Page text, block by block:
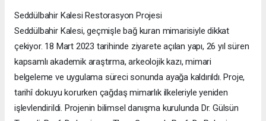
Seddülbahir Kalesi Restorasyon Projesi
Seddülbahir Kalesi, geçmişle bağ kuran mimarisiyle dikkat
çekiyor. 18 Mart 2023 tarihinde ziyarete açılan yapı, 26 yıl süren
kapsamlı akademik araştırma, arkeolojik kazı, mimari
belgeleme ve uygulama süreci sonunda ayağa kaldırıldı. Proje,
tarihî dokuyu korurken çağdaş mimarlık ilkeleriyle yeniden
işlevlendirildi. Projenin bilimsel danışma kurulunda Dr. Gülsün